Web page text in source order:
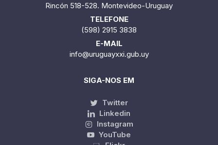
Rincón 518-528. Montevideo-Uruguay
TELEFONE
(598) 2915 3838
E-MAIL
info@uruguayxxi.gub.uy
SIGA-NOS EM
Twitter
Linkedin
Instagram
YouTube